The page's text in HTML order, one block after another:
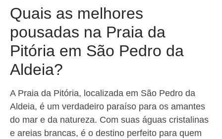
Quais as melhores
pousadas na Praia da
Pitória em São Pedro da
Aldeia?
A Praia da Pitória, localizada em São Pedro da
Aldeia, é um verdadeiro paraíso para os amantes
do mar e da natureza. Com suas águas cristalinas
e areias brancas, é o destino perfeito para quem